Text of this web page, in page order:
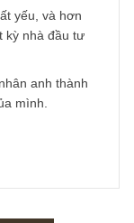
nhất cho mình.
rằng không quan
Lynch hay Munger
tôi cho rằng
đều bắt đầu
hàng chục năm
nói, nhưng chúng